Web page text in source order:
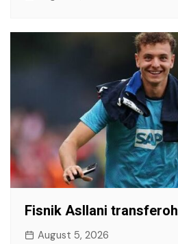
Fisnik Asllani
August 5, 2026